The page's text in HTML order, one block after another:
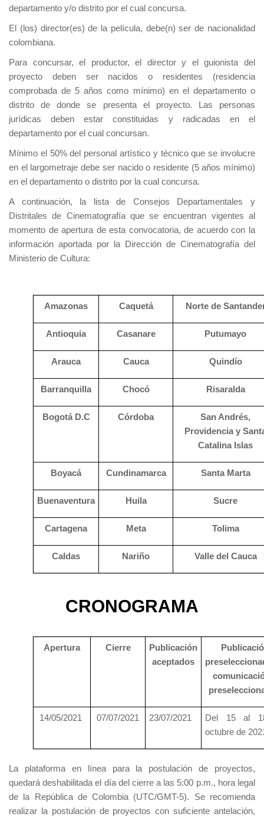
departamento y/o distrito por el cual concursa.
El (los) director(es) de la película, debe(n) ser de nacionalidad
colombiana.
Para concursar, el productor, el director y el guionista del
proyecto deben ser nacidos o residentes (residencia
comprobada de 5 años como mínimo) en el departamento o
distrito de donde se presenta el proyecto. Las personas
jurídicas deben estar constituidas y radicadas en el
departamento por el cual concursan.
Mínimo el 50% del personal artístico y técnico que se involucre
en el largometraje debe ser nacido o residente (5 años mínimo)
en el departamento o distrito por la cual concursa.
A continuación, la lista de Consejos Departamentales y
Distritales de Cinematografía que se encuentran vigentes al
momento de apertura de esta convocatoria, de acuerdo con la
información aportada por la Dirección de Cinematografía del
Ministerio de Cultura:
Amazonas Caquetá Norte de
Antioquia Casanare Putumayo
Arauca Cauca Quindío
Barranquilla Chocó Risaralda
Bogotá D.C Córdoba
San Andrés,
Providencia y
Catalina Islas
Boyacá Cundinamarca Santa Marta
Buenaventura Huila Sucre
Cartagena Meta Tolima
Caldas Nariño Valle del Cauca
CRONOGRAMA
Apertura Cierre
Publicación
aceptados
14/05/2021 07/07/2021 23/07/2021
Del 15 al
octubre de
La plataforma en línea para la postulación de proyectos,
quedará deshabilitada el día del cierre a las 5:00 p.m., hora legal
de la República de Colombia (UTC/GMT-5). Se recomienda
realizar la postulación de proyectos con suficiente antelación,